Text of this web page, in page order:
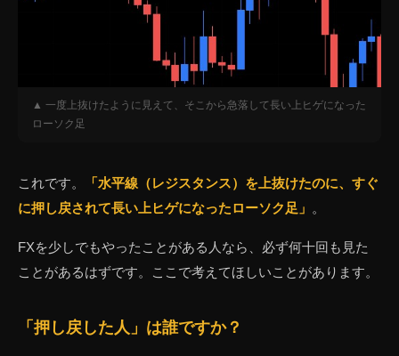
▲ 一度上抜けたように見えて、そこから急落して長い上ヒゲになった
ローソク足
これです。
「水平線（レジスタンス）を上抜けたのに、すぐ
に押し戻されて長い上ヒゲになったローソク足」 。
FXを少しでもやったことがある人なら、必ず何十回も見た
ことがあるはずです。ここで考えてほしいことがあります。
「押し戻した人」は誰ですか？